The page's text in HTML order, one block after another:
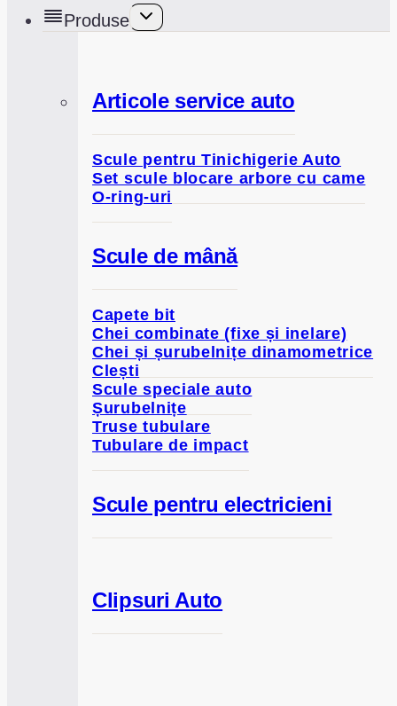
Produse
Toggle
Articole service auto
Scule pentru Tinichigerie Auto
Set scule blocare arbore cu came
O-ring-uri
Scule de mână
Capete bit
Chei combinate (fixe și inelare)
Chei și șurubelnițe dinamometrice
Clești
Scule speciale auto
Șurubelnițe
Truse tubulare
Tubulare de impact
Scule pentru electricieni
Clipsuri Auto